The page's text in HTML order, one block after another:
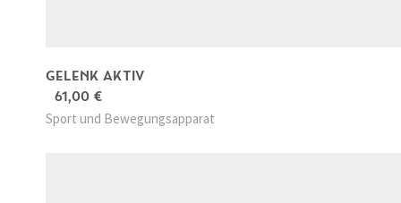
GELENK AKTIV
61,00 €
Sport und Bewegungsapparat